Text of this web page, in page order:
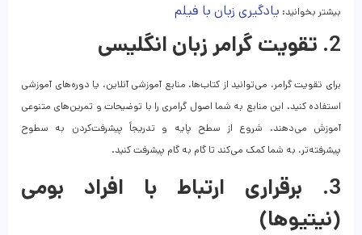
بیشتر بخوانید: یادگیری زبان با فیلم
2. تقویت گرامر زبان انگلیسی
برای تقویت گرامر، می‌توانید از کتاب‌ها، منابع آموزشی آنلاین، یا دوره‌های آموزشی
استفاده کنید. این منابع به شما اصول گرامری را با توضیحات و تمرین‌های متنوعی
آموزش می‌دهند. شروع از سطح پایه و تدریجاً پیشرفت‌کردن به سطوح
پیشرفته‌تر، به شما کمک می‌کند تا گام به گام پیشرفت کنید.
3. برقراری ارتباط با افراد بومی
(نیتیوها)